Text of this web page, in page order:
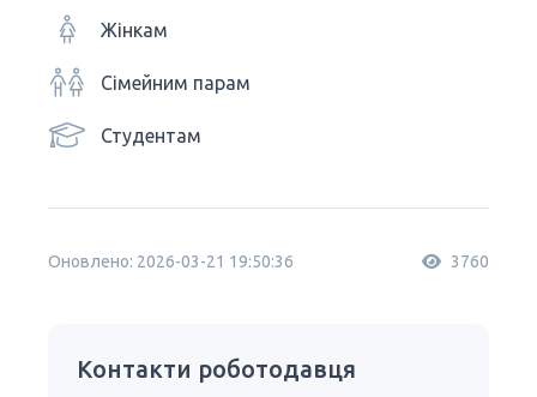
Жінкам
Сімейним парам
Студентам
Оновлено: 2026-03-21 19:50:36 3760
Контакти роботодавця